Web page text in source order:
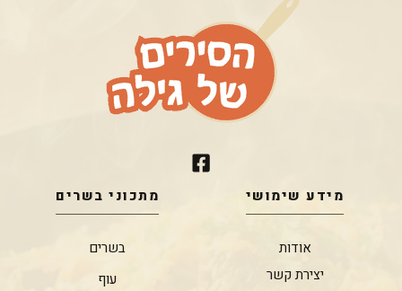
מידע שימושי
אודות
יצירת קשר
מתכוני בשרים
בשרים
עוף